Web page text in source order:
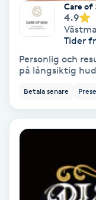
Yin Yoga
Yoga
Yoga Nidra
Yogamassage
Care of
4.9
Tider
Personlig och
på långsiktig
Betala senare